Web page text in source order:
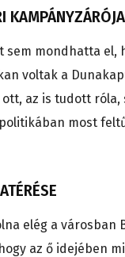
KAMPÁNYZÁRÓJA
sem mondhatta el,
voltak a
az is tudott
most
elég a
az ő idejében